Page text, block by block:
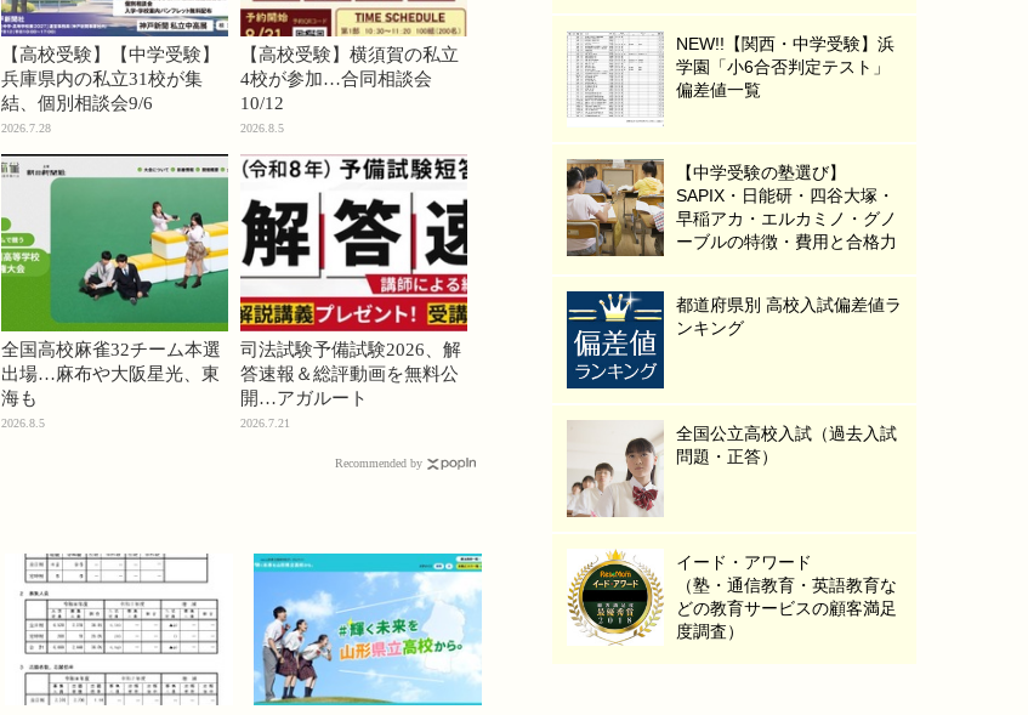
【高校受験】【中学受験】
兵庫県内の私立31校が集
結、個別相談会9/6
2026.7.28
【高校受験】横須賀の私立
4校が参加…合同相談会
10/12
2026.8.5
全国高校麻雀32チーム本選
出場…麻布や大阪星光、東
海も
2026.8.5
司法試験予備試験2026、解
答速報＆総評動画を無料公
開…アガルート
2026.7.21
Recommended by
NEW!!【関西・中学受験】浜
学園「小6合否判定テスト」
偏差値一覧
【中学受験の塾選び】
SAPIX・日能研・四谷大塚・
早稲アカ・エルカミノ・グノ
ーブルの特徴・費用と合格力
都道府県別 高校入試偏差値ラ
ンキング
全国公立高校入試（過去入試
問題・正答）
イード・アワード
（塾・通信教育・英語教育な
どの教育サービスの顧客満足
度調査）